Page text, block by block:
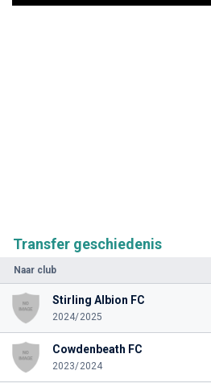
Transfer geschiedenis
Naar club
Stirling Albion FC
2024/2025
Cowdenbeath FC
2023/2024